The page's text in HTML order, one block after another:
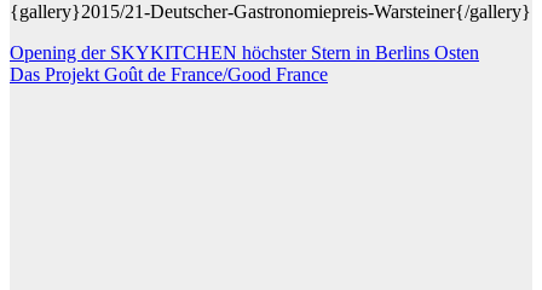
{gallery}2015/21-Deutscher-Gastronomiepreis-Warsteiner{/gallery}
Beitragsnavigation
Opening der SKYKITCHEN höchster Stern in Berlins Osten
Das Projekt Goût de France/Good France